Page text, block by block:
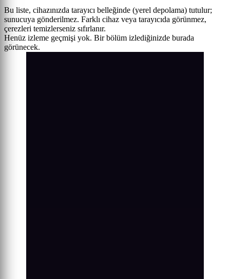
Bu liste, cihazınızda tarayıcı belleğinde (yerel depolama) tutulur;
sunucuya gönderilmez. Farklı cihaz veya tarayıcıda görünmez,
çerezleri temizlerseniz sıfırlanır.
Henüz izleme geçmişi yok. Bir bölüm izlediğinizde burada
görünecek.